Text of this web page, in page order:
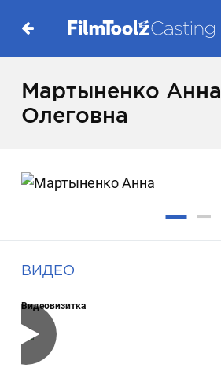
Мартыненко Анна
Олеговна
ВИДЕО
Видеовизитка